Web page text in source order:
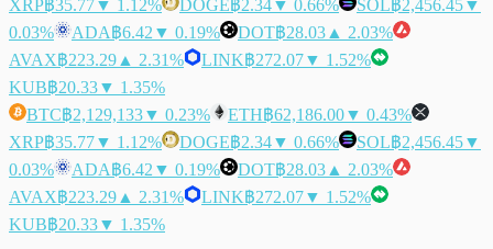
XRP฿35.77▼ 1.12% DOGE฿2.34▼ 0.66% SOL฿2,456.45▼
0.03%
ADA฿6.42 ▼ 0.19% DOT฿28.03 ▲ 2.03%
AVAX฿223.29 ▲ 2.31% LINK฿272.07▼ 1.52%
KUB฿20.33▼ 1.35%
BTC฿2,129,133▼ 0.23% ETH฿62,186.00▼ 0.43%
XRP฿35.77▼ 1.12% DOGE฿2.34▼ 0.66% SOL฿2,456.45▼
0.03%
ADA฿6.42 ▼ 0.19% DOT฿28.03 ▲ 2.03%
AVAX฿223.29 ▲ 2.31% LINK฿272.07▼ 1.52%
KUB฿20.33▼ 1.35%